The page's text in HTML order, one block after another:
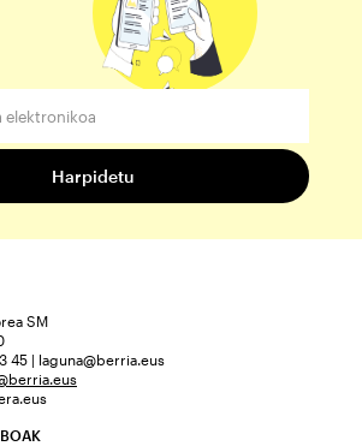
SM
45 | laguna@berria.eus